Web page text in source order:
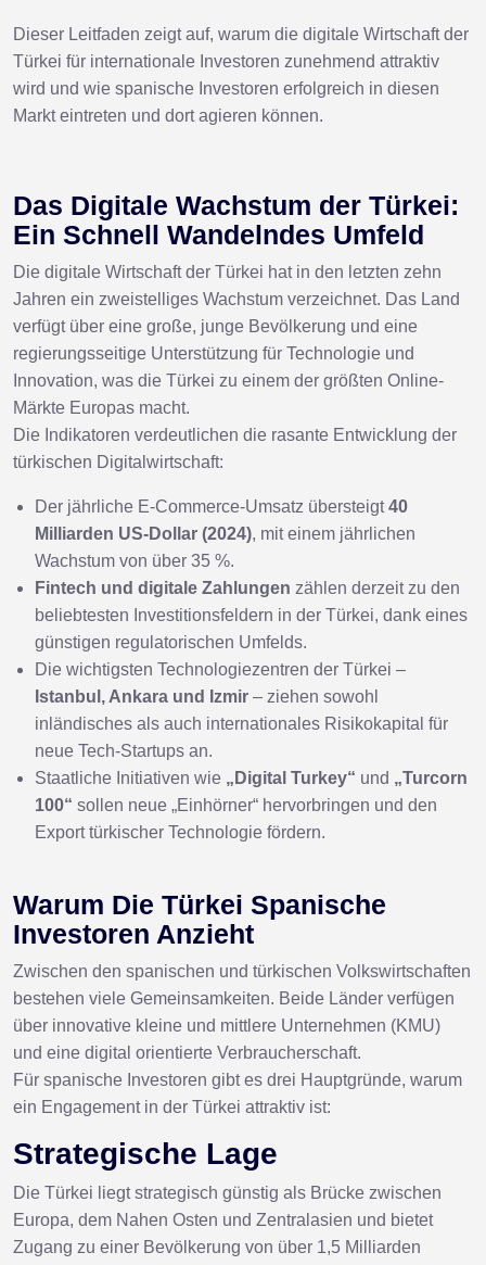
Dieser Leitfaden zeigt auf, warum die digitale Wirtschaft der
Türkei für internationale Investoren zunehmend attraktiv
wird und wie spanische Investoren erfolgreich in diesen
Markt eintreten und dort agieren können.
Das Digitale Wachstum der Türkei:
Ein Schnell Wandelndes Umfeld
Die digitale Wirtschaft der Türkei hat in den letzten zehn
Jahren ein zweistelliges Wachstum verzeichnet. Das Land
verfügt über eine große, junge Bevölkerung und eine
regierungsseitige Unterstützung für Technologie und
Innovation, was die Türkei zu einem der größten Online-
Märkte Europas macht.
Die Indikatoren verdeutlichen die rasante Entwicklung der
türkischen Digitalwirtschaft:
Der jährliche E-Commerce-Umsatz übersteigt40
Milliarden US-Dollar (2024), mit einem jährlichen
Wachstum von über 35 %.
Fintech und digitale Zahlungen zählen derzeit zu den
beliebtesten Investitionsfeldern in der Türkei, dank eines
günstigen regulatorischen Umfelds.
Die wichtigsten Technologiezentren der Türkei –
Istanbul, Ankara und Izmir – ziehen sowohl
inländisches als auch internationales Risikokapital für
neue Tech-Startups an.
Staatliche Initiativen wie „Digital Turkey“ und „Turcorn
100“ sollen neue „Einhörner“ hervorbringen und den
Export türkischer Technologie fördern.
Warum Die Türkei Spanische
Investoren Anzieht
Zwischen den spanischen und türkischen Volkswirtschaften
bestehen viele Gemeinsamkeiten. Beide Länder verfügen
über innovative kleine und mittlere Unternehmen (KMU)
und eine digital orientierte Verbraucherschaft.
Für spanische Investoren gibt es drei Hauptgründe, warum
ein Engagement in der Türkei attraktiv ist:
Strategische Lage
Die Türkei liegt strategisch günstig als Brücke zwischen
Europa, dem Nahen Osten und Zentralasien und bietet
Zugang zu einer Bevölkerung von über 1,5 Milliarden